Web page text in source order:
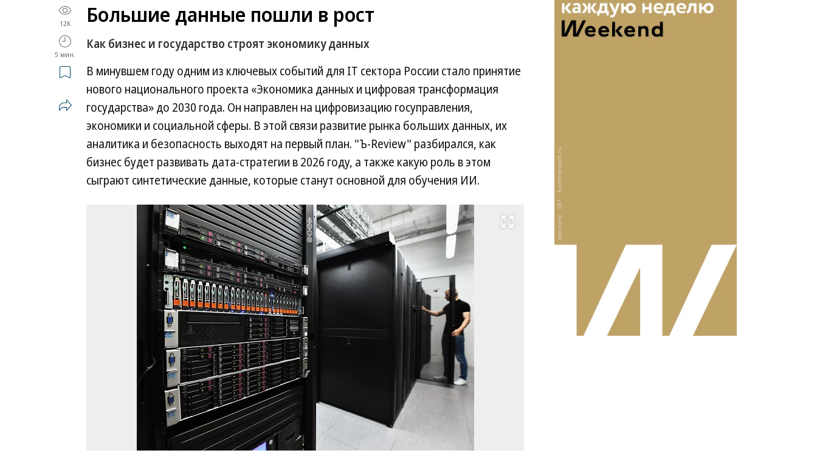
12K
5 мин.
Большие данные пошли в рост
Как бизнес и государство строят экономику данных
В минувшем году одним из ключевых событий для IT сектора России стало принятие
нового национального проекта «Экономика данных и цифровая трансформация
государства» до 2030 года. Он направлен на цифровизацию госуправления,
экономики и социальной сферы. В этой связи развитие рынка больших данных, их
аналитика и безопасность выходят на первый план. "Ъ-Review" разбирался, как
бизнес будет развивать дата-стратегии в 2026 году, а также какую роль в этом
сыграют синтетические данные, которые станут основной для обу­чения ИИ.
Развернуть на весь экран